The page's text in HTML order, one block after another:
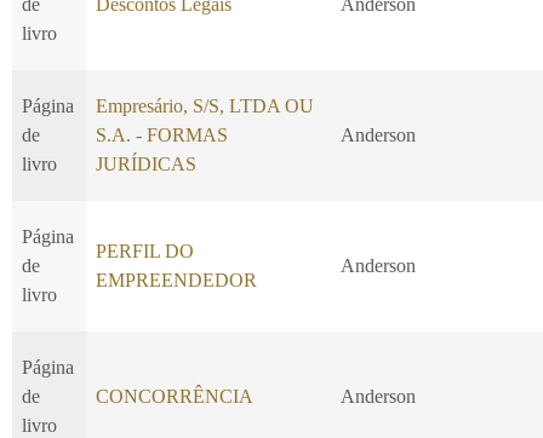
de
livro
Descontos Legais Anderson
Página
de
livro
Empresário, S/S, LTDA OU
S.A. - FORMAS
JURÍDICAS
Anderson
Página
de
livro
PERFIL DO
EMPREENDEDOR
Anderson
Página
de
livro
CONCORRÊNCIA Anderson